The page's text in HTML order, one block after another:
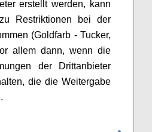
erstellt werden, kann
Restriktionen bei der
(Goldfarb - Tucker,
allem dann, wenn die
der Drittanbieter
die die Weitergabe